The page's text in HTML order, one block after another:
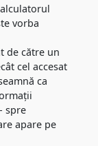
vorba
de către un
cel accesat
ca
spre
apare pe